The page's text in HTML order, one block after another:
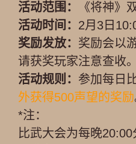
活动范围：
《将神》
活动时间： 2月3日
奖励发放： 奖励会以
请获奖玩家注意查收。
活动规则： 参加每日
外获得500声望的奖励
*注：
比武大会为每晚